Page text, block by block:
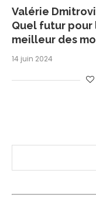
Valérie
Quel futur pour
meilleur des
14 juin 2024